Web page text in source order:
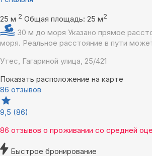
25 м 2 Общая площадь: 25 м2
30 м до моря Указано прямое
моря. Реальное расстояние в пути
Утес, Гагариной улица, 25/421
Показать расположение на карте
86 отзывов
9,5 (86)
86 отзывов о проживании со средней
Быстрое бронирование